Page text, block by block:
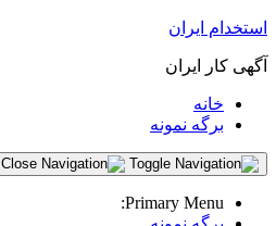
استخدام ایران
آگهی کار ایران
خانه
برگه نمونه
Primary Menu: